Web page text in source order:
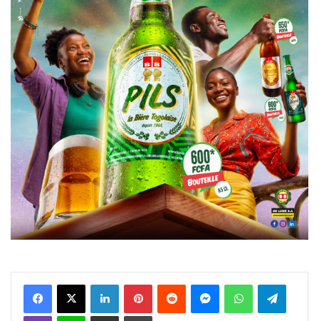
FacebookX Linkedin PinterestReddit MessengerWhatsAppTelegram
Viber Ligne Partager par email Imprimer